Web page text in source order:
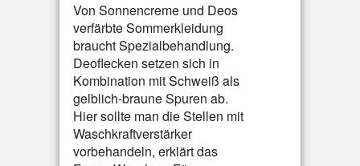
Von Sonnencreme und Deos
verfärbte Sommerkleidung
braucht Spezialbehandlung.
Deoflecken setzen sich in
Kombination mit Schweiß als
gelblich-braune Spuren ab.
Hier sollte man die Stellen mit
Waschkraftverstärker
vorbehandeln, erklärt das